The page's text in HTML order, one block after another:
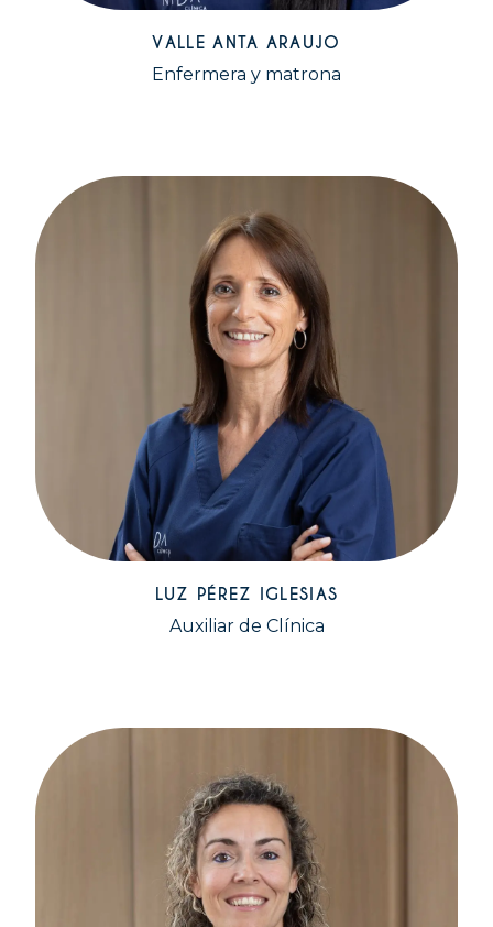
VALLE ANTA ARAUJO
Enfermera y matrona
LUZ PÉREZ IGLESIAS
Auxiliar de Clínica